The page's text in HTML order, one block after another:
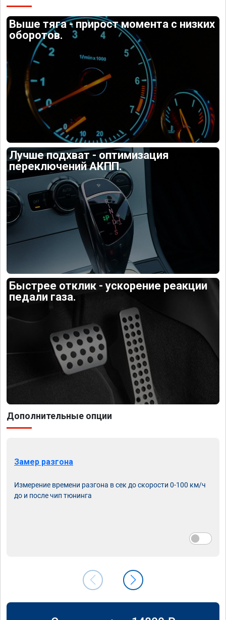
Выше тяга - прирост момента с низких
оборотов.
Лучше подхват - оптимизация
переключений АКПП.
Быстрее отклик - ускорение реакции
педали газа.
Дополнительные опции
Замер разгона
Измерение времени разгона в сек до скорости 0-100 км/ч
до и после чип тюнинга